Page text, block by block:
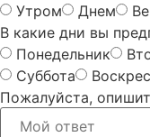
Утром
Днем
В какие дни вы
Понедельник
Суббота
Пожалуйста,